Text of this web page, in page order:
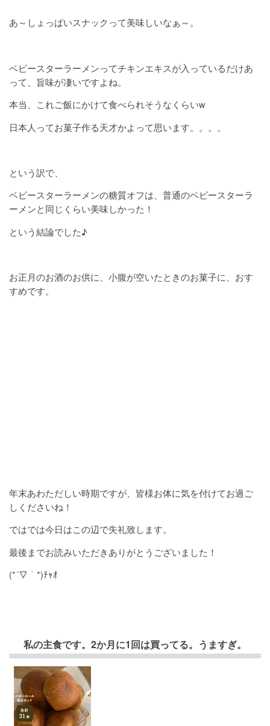
あ～しょっぱいスナックって美味しいなぁ～。
ベビースターラーメンってチキンエキスが入っているだけあ
って、旨味が凄いですよね。
本当、これご飯にかけて食べられそうなくらいw
日本人ってお菓子作る天才かよって思います。。。。
という訳で、
ベビースターラーメンの糖質オフは、普通のベビースターラ
ーメンと同じくらい美味しかった！
という結論でした♪
お正月のお酒のお供に、小腹が空いたときのお菓子に、おす
すめです。
年末あわただしい時期ですが、皆様お体に気を付けてお過ご
しくださいね！
ではでは今日はこの辺で失礼致します。
最後までお読みいただきありがとうございました！
(*´▽｀*)ﾁｬｵ
私の主食です。2か月に1回は買ってる。うますぎ。